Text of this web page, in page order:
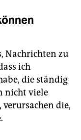
Nachrichten zu
ich
die ständig
nicht viele
die,